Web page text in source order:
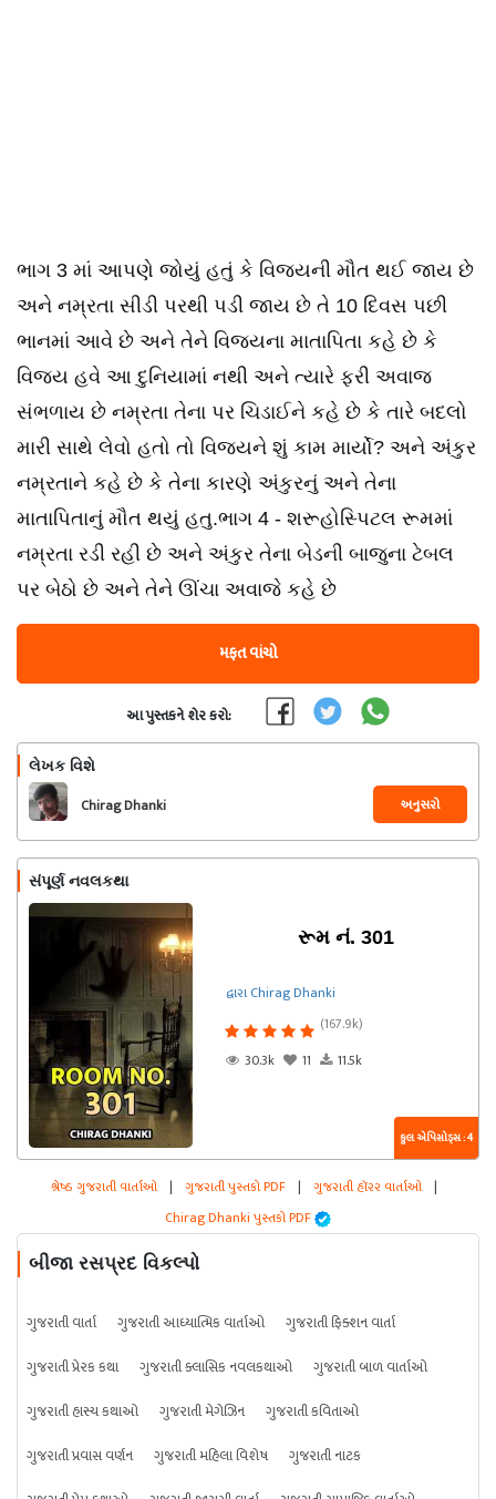
ભાગ 3 માં આપણે જોયું હતું કે વિજયની મૌત થઈ જાય છે
અને નમ્રતા સીડી પરથી પડી જાય છે તે 10 દિવસ પછી
ભાનમાં આવે છે અને તેને વિજયના માતાપિતા કહે છે કે
વિજય હવે આ દુનિયામાં નથી અને ત્યારે ફરી અવાજ
સંભળાય છે નમ્રતા તેના પર ચિડાઈને કહે છે કે તારે બદલો
મારી સાથે લેવો હતો તો વિજયને શું કામ માર્યો? અને અંકુર
નમ્રતાને કહે છે કે તેના કારણે અંકુરનું અને તેના
માતાપિતાનું મૌત થયું હતુ.ભાગ 4 - શરૂહોસ્પિટલ રૂમમાં
નમ્રતા રડી રહી છે અને અંકુર તેના બેડની બાજુના ટેબલ
પર બેઠો છે અને તેને ઊંચા અવાજે કહે છે
મફત વાંચો
આ પુસ્તકને શેર કરો:
લેખક વિશે
Chirag Dhanki અનુસરો
સંપૂર્ણ નવલકથા
રૂમ નં. 301
દ્વારા Chirag Dhanki
(167.9k)
30.3k
11 11.5k
કુલ એપિસોડ્સ : 4
શ્રેષ્ઠ ગુજરાતી વાર્તાઓ | ગુજરાતી પુસ્તકો PDF | ગુજરાતી હૉરર વાર્તાઓ |
Chirag Dhanki પુસ્તકો PDF
બીજા રસપ્રદ વિકલ્પો
ગુજરાતી વાર્તા ગુજરાતી આધ્યાત્મિક વાર્તાઓ
ગુજરાતી ફિક્શન વાર્તા
ગુજરાતી પ્રેરક કથા
ગુજરાતી ક્લાસિક નવલકથાઓ
ગુજરાતી બાળ વાર્તાઓ
ગુજરાતી હાસ્ય કથાઓ
ગુજરાતી મેગેઝિન
ગુજરાતી કવિતાઓ
ગુજરાતી પ્રવાસ વર્ણન
ગુજરાતી મહિલા વિશેષ
ગુજરાતી નાટક